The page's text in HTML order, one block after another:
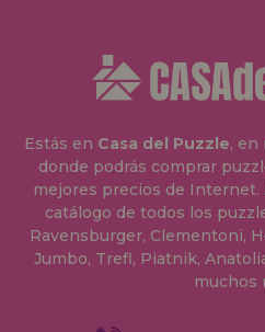
Estás en Casa del Puzzle, en
donde podrás comprar
mejores precios de
catálogo de todos los
Ravensburger, Clementoni,
Jumbo, Trefl, Piatnik,
muchos